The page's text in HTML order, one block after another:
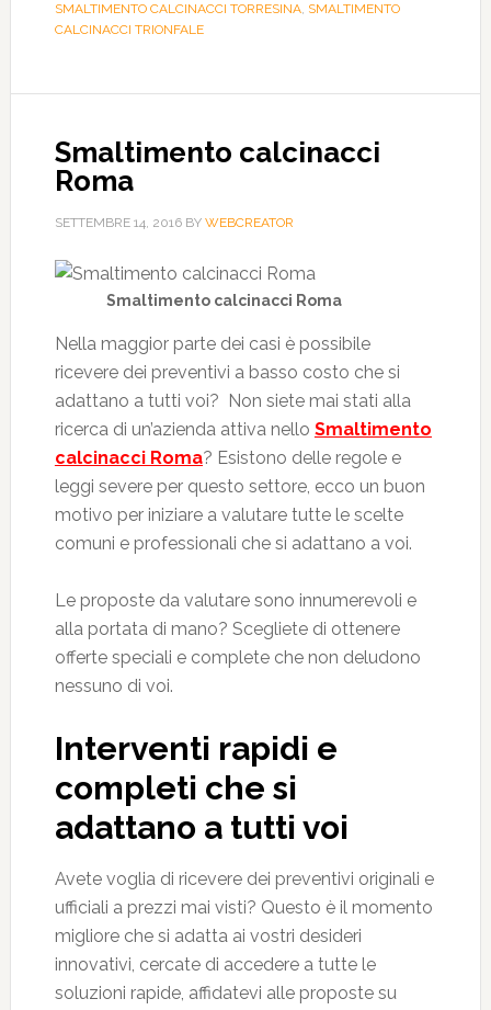
SMALTIMENTO CALCINACCI TORRESINA, SMALTIMENTO
CALCINACCI TRIONFALE
Smaltimento calcinacci
Roma
SETTEMBRE 14, 2016BY WEBCREATOR
Smaltimento calcinacci Roma
Nella maggior parte dei casi è possibile
ricevere dei preventivi a basso costo che si
adattano a tutti voi? Non siete mai stati alla
ricerca di un’azienda attiva nello Smaltimento
calcinacci Roma? Esistono delle regole e
leggi severe per questo settore, ecco un buon
motivo per iniziare a valutare tutte le scelte
comuni e professionali che si adattano a voi.
Le proposte da valutare sono innumerevoli e
alla portata di mano? Scegliete di ottenere
offerte speciali e complete che non deludono
nessuno di voi.
Interventi rapidi e
completi che si
adattano a tutti voi
Avete voglia di ricevere dei preventivi originali e
ufficiali a prezzi mai visti? Questo è il momento
migliore che si adatta ai vostri desideri
innovativi, cercate di accedere a tutte le
soluzioni rapide, affidatevi alle proposte su